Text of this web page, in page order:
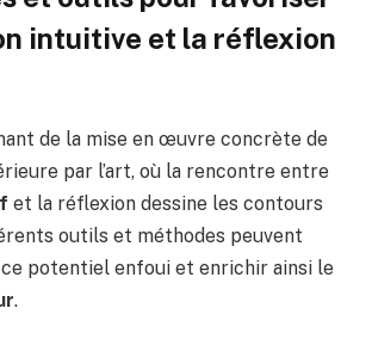
intuitive et la réflexion
de la mise en œuvre concrète de
par l’art, où la rencontre entre
et la réflexion dessine les contours
outils et méthodes peuvent
potentiel enfoui et enrichir ainsi le
.